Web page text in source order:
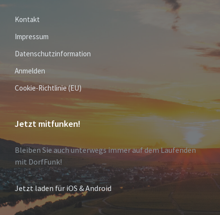
Kontakt
Impressum
Datenschutzinformation
Anmelden
Cookie-Richtlinie (EU)
Jetzt mitfunken!
Bleiben Sie auch unterwegs immer auf dem Laufenden
mit DorfFunk!
Jetzt laden für iOS & Android